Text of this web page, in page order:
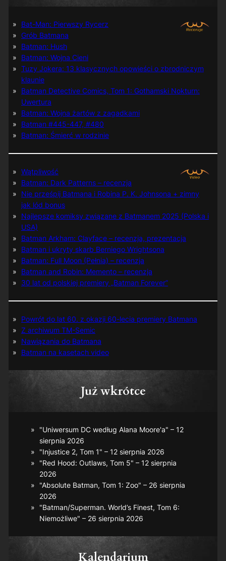
Bat-Man: Pierwszy Rycerz
Grób Batmana
Batman: Hush
Batman: Wojna Cieni
Tuzy Jokera: 13 klasycznych opowieści o zbrodniczym
klaunie
Batman Detective Comics, Tom 1: Gothamski Nokturn:
Uwertura
Batman: Wojna żartów z zagadkami
Batman #445-447, #480
Batman: Śmierć w rodzinie
Wątpliwość
Batman: Dark Patterns – recenzja
Nie prześpij Batmana i Robina P. K. Johnsona + zimny
jak lód bonus
Najlepsze komiksy związane z Batmanem 2025 (Polska i
USA)
Batman Arkham: Clayface – recenzja, prezentacja
Batman i ukryty skarb Berniego Wrightsona
Batman: Full Moon (Pełnia) – recenzja
Batman and Robin: Memento – recenzja
30 lat od polskiej premiery „Batman Forever”
Powrót do lat 60. z okazji 60-lecia premiery Batmana
Z archiwum TM-Semic
Nawiązania do Batmana
Batman na kasetach video
Już wkrótce
"Uniwersum DC według Alana Moore'a" – 12
sierpnia 2026
"Injustice 2, Tom 1" – 12 sierpnia 2026
"Red Hood: Outlaws, Tom 5" – 12 sierpnia
2026
"Absolute Batman, Tom 1: Zoo" – 26 sierpnia
2026
"Batman/Superman. World’s Finest, Tom 6:
Niemożliwe" – 26 sierpnia 2026
Kalendarium